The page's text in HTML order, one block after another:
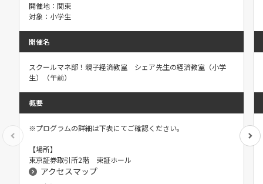
開催地：関東
対象：小学生
開催名
スクールマネ部！親子経済教室 シェア先生の経済教室（小学
生）（午前）
概要
※プログラムの詳細は下表にてご確認ください。
【場所】
東京証券取引所2階 東証ホール
アクセスマップ